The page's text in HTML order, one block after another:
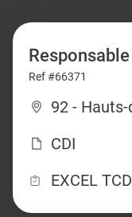
Ref #66371
92 -
CDI
EXCEL TCD